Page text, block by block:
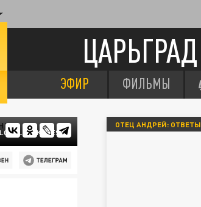
ЦАРЬГРАД
ЭФИР ФИЛЬМЫ
ОТЕЦ АНДРЕЙ: ОТВЕТЫ